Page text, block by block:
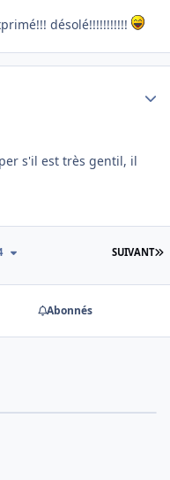
désolé!!!!!!!!!!!
s'il est très gentil, il
SUIVANT
Abonnés